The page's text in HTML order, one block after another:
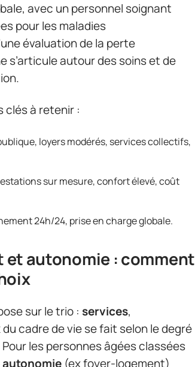
avec un personnel soignant
pour les maladies
évaluation de la perte
s’articule autour des soins et de
clés à retenir :
loyers modérés, services collectifs,
sur mesure, confort élevé, coût
24h/24, prise en charge globale.
autonomie : comment
sur le trio : services,
du cadre de vie se fait selon le degré
les personnes âgées classées
(ex foyer-logement)